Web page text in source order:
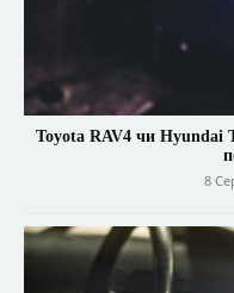
Toyota RAV4 чи Hyundai
8